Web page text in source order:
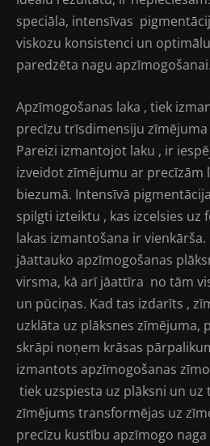
speciāla, intensīvas
viskozu konsistenci un
paredzēta nagu apzīmogošanai.
Apzīmogošanas laka , tiek
precīzu trīsdimensiju
Pareizi izmantojot laku , ir
izveidot zīmējumu ar precīzām
biezumā. Intensīvā
spilgti izteiktu , kas izcelsies uz
lakas izmantošana ir
jāattauko apzīmogošanas
virsma, kā arī jāattīra no tām
un pūciņas. Kad tas izdarīts ,
uzklāta uz plāksnes zīmējuma,
skrāpi noņem krāsas
izmantots apzīmogošanas
tiek uzspiesta uz plāksni un uz
zīmējums transformējas uz
precīzu kustību apzīmogo